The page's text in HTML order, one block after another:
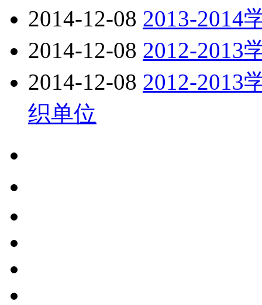
2014-12-08 2013-2014
2014-12-08 2012-2013
2014-12-08 2012-2013
织单位